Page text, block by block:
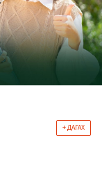
+ ДАГАХ